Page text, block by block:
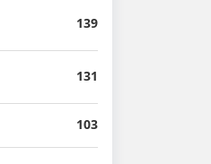
139
131
103